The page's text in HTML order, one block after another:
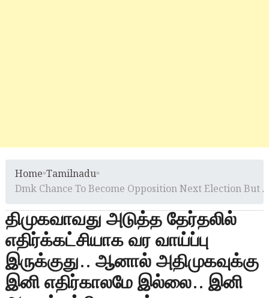
Home»Tamilnadu»
Dmk Chance To Become Opposition Next Election But
திமுகவாவது அடுத்த தேர்தலில்
எதிர்க்கட்சியாக வர வாய்ப்பு
இருக்குது.. ஆனால் அதிமுகவுக்கு
இனி எதிர்காலமே இல்லை.. இனி